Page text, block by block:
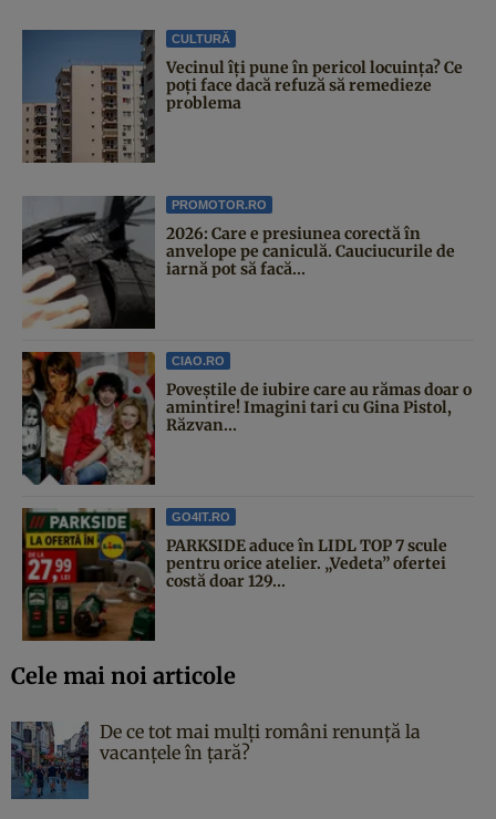
CULTURĂ
Vecinul îți pune în pericol locuința? Ce
poți face dacă refuză să remedieze
problema
PROMOTOR.RO
2026: Care e presiunea corectă în
anvelope pe caniculă. Cauciucurile de
iarnă pot să facă...
CIAO.RO
Poveştile de iubire care au rămas doar o
amintire! Imagini tari cu Gina Pistol,
Răzvan...
GO4IT.RO
PARKSIDE aduce în LIDL TOP 7 scule
pentru orice atelier. „Vedeta” ofertei
costă doar 129...
Cele mai noi articole
De ce tot mai mulți români renunță la
vacanțele în țară?